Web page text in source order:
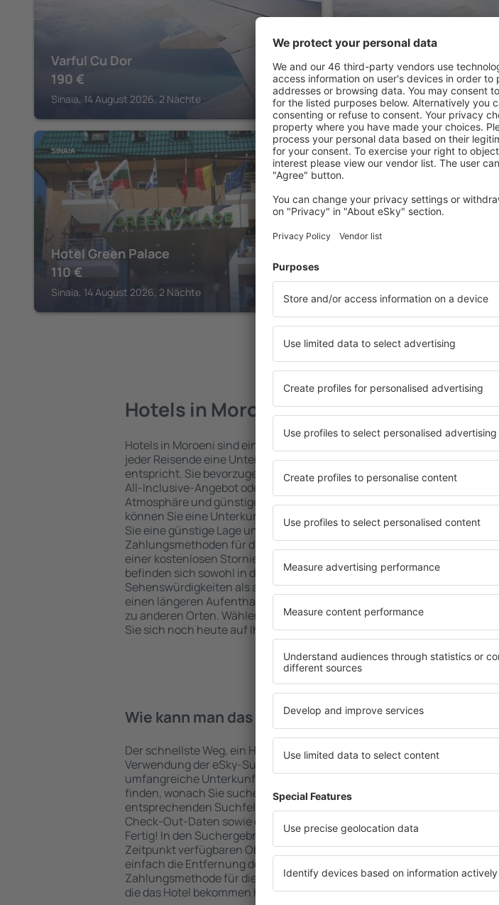
Varful Cu Dor
190 €
Sinaia, 14 August 2026, 2 Nächte
Pensiunea Lucy Sinaia
339 €
Sinaia, 14 August 2026, 2
SINAIA
Hotel Green Palace
110€
Sinaia, 14 August 2026, 2 Nächte
SINAIA
Sinaia, 14 August 2026, 2 Nächte
Mehr Hotels
Hotels in Moroeni
Hotels in Moroeni sind eine vielfältige Unterkunftsbasis, in der
jeder Reisende eine Unterkunft findet, die seinen Erwartungen
entspricht. Sie bevorzugen ein Hotel mit hohem Standard und
All-Inclusive-Angebot oder wählen Hotels aus, die eine intime
Atmosphäre und günstige Unterkünfte garantieren? in Moroeni
können Sie eine Unterkunft für jede Geldtasche buchen! Wählen
Sie eine günstige Lage und den Standard des Hotels sowie die
Zahlungsmethoden für die Unterkunft aus und die Möglichkeit
einer kostenlosen Stornierung der Buchung. Hotels in Moroeni
befinden sich sowohl in der Nähe der beliebtesten
Sehenswürdigkeiten als auch abseits der Masse. Perfekt für
einen längeren Aufenthalt und als Ausgangspunkt für Ausflüge
zu anderen Orten. Wählen Sie ein Hotel für sich aus und bereiten
Sie sich noch heute auf Ihre Reise oder Geschäftsreise vor!
Wie kann man das Hotel in in Moroeni finden?
Der schnellste Weg, ein Hotel in Moroeni zu finden, ist die
Verwendung der eSky-Suchmaschine für Unterkünfte. Eine
umfangreiche Unterkunftsbasis garantiert, dass Sie gerade das
finden, wonach Sie suchen. Geben Sie den Reiseort in die
entsprechenden Suchfelder ein, wählen Sie die Check-In- und
Check-Out-Daten sowie die Anzahl der Gäste und Zimmer aus.
Fertig! In den Suchergebnissen werden die zum angegebenen
Zeitpunkt verfügbaren Objekte angezeigt. Sie können ganz
einfach die Entfernung des Hotels vom Zentrum, die
Zahlungsmethode für die Unterkunft oder die Anzahl der Sterne,
die das Hotel bekommen hat, überprüfen.